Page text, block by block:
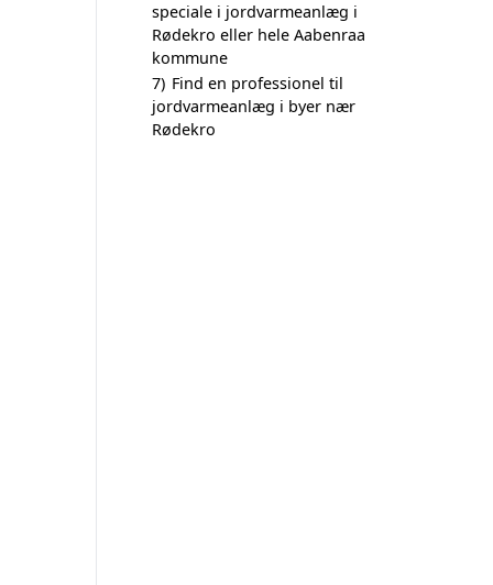
speciale i jordvarmeanlæg i
Rødekro eller hele Aabenraa
kommune
7) Find en professionel til
jordvarmeanlæg i byer nær
Rødekro